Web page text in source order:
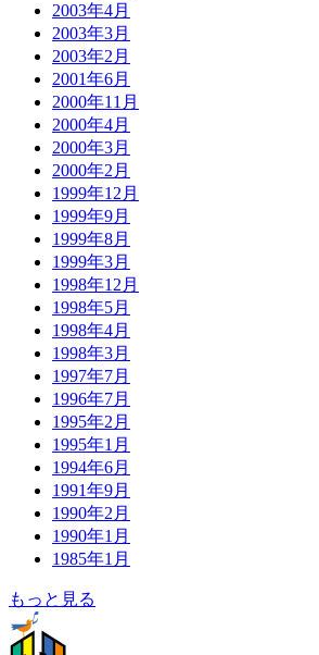
2003年4月
2003年3月
2003年2月
2001年6月
2000年11月
2000年4月
2000年3月
2000年2月
1999年12月
1999年9月
1999年8月
1999年3月
1998年12月
1998年5月
1998年4月
1998年3月
1997年7月
1996年7月
1995年2月
1995年1月
1994年6月
1991年9月
1990年2月
1990年1月
1985年1月
もっと見る